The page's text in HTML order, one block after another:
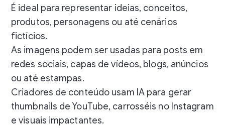
É ideal para representar ideias, conceitos,
produtos, personagens ou até cenários
fictícios.
As imagens podem ser usadas para posts em
redes sociais, capas de vídeos, blogs, anúncios
ou até estampas.
Criadores de conteúdo usam IA para gerar
thumbnails de YouTube, carrosséis no Instagram
e visuais impactantes.